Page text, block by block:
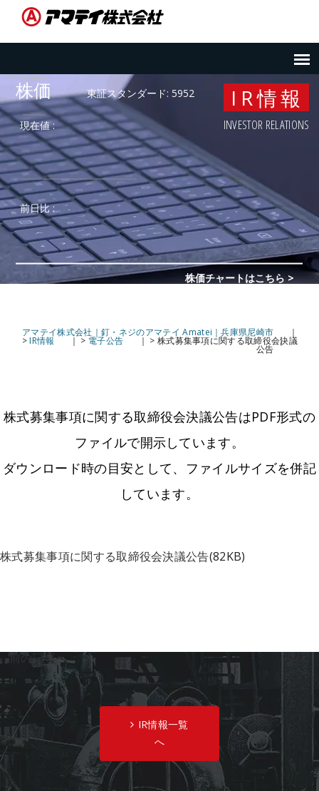
IR情報
INVESTOR RELATIONS
アマテイ株式会社｜釘・ネジのアマテイ Amatei｜兵庫県尼崎市
> IR情報 > 電子公告 > 株式募集事項に関する取締役会決議
公告
株式募集事項に関する取締役会決議公告はPDF形式の
ファイルで開示しています。
ダウンロード時の目安として、ファイルサイズを併記
しています。
株式募集事項に関する取締役会決議公告(82KB)
«前の記事へ
IR情報一覧
へ